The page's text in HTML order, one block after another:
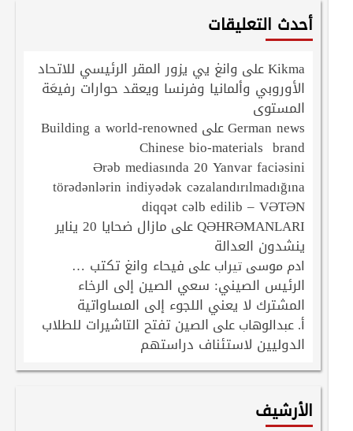
أحدث التعليقات
Kikmaعلى وانغ يي يزور المقر الرئيسي للاتحاد
الأوروبي وألمانيا وفرنسا ويعقد حوارات رفيعَة
المستوى
German newsعلى Building a world-renowned
Chinese bio-materials brand
Ərəb mediasında 20 Yanvar faciəsini
törədənlərin indiyədək cəzalandırılmadığına
diqqət cəlb edilib – VƏTƏN
QƏHRƏMANLARIعلى مازال ضحايا 20 يناير
ينشدون العدالة
ادم موسى تيرابعلى فيحاء وانغ تكتب …
الرئيس الصيني: سعي الصين إلى الرخاء
المشترك لا يعني اللجوء إلى المساواتية
أ. عبدالوهابعلى الصين تفتح التاشيرات للطلاب
الدوليين لاستئناف دراستهم
الأرشيف